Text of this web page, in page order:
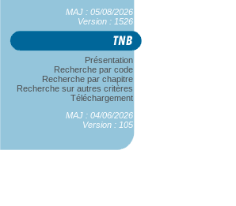
MAJ : 05/08/2026
Version : 1526
Présentation
Recherche par code
Recherche par chapitre
Recherche sur autres critères
Téléchargement
MAJ : 04/06/2026
Version : 105